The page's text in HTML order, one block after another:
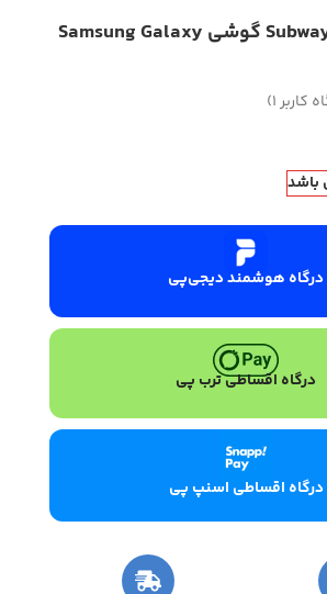
گلس نانو مدل Subway گوشی Samsung Galaxy
کاربر1
)
باشد
درگاه هوشمند دیجی‌پی
درگاه اقساطی ترب پی
درگاه اقساطی اسنپ پی